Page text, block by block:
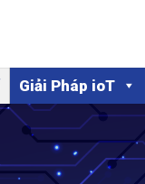
Giải Pháp ioT